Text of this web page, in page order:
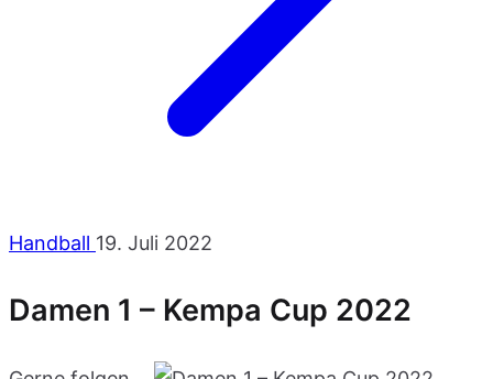
Handball 19. Juli 2022
Damen 1 – Kempa Cup 2022